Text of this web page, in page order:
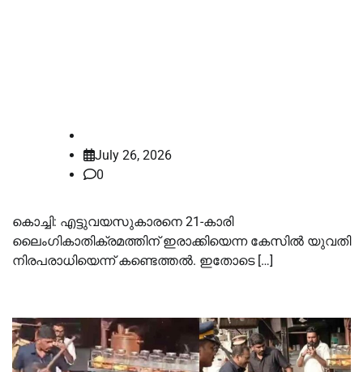
July 26, 2026
0
കൊച്ചി: എട്ടുവയസുകാരനെ 21-കാരി
ലൈംഗികാതിക്രമത്തിന് ഇരാക്കിയെന്ന കേസിൽ യുവതി
നിരപരാധിയെന്ന് കണ്ടെത്തൽ. ഇതോടെ […]